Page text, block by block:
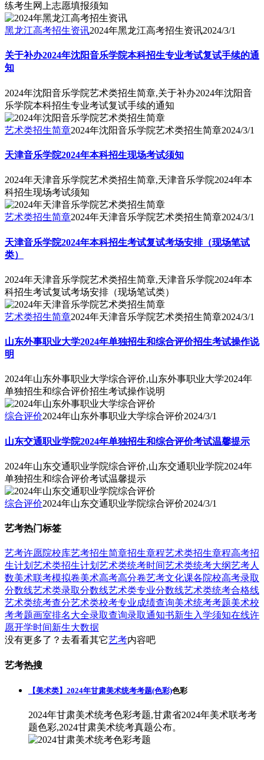
练考生网上志愿填报须知
黑龙江高考招生资讯2024年黑龙江高考招生资讯2024/3/1
关于补办2024年沈阳音乐学院本科招生专业考试复试手续的通
知
2024年沈阳音乐学院艺术类招生简章,关于补办2024年沈阳音
乐学院本科招生专业考试复试手续的通知
艺术类招生简章2024年沈阳音乐学院艺术类招生简章2024/3/1
天津音乐学院2024年本科招生现场考试须知
2024年天津音乐学院艺术类招生简章,天津音乐学院2024年本
科招生现场考试须知
艺术类招生简章2024年天津音乐学院艺术类招生简章2024/3/1
天津音乐学院2024年本科招生考试复试考场安排（现场笔试
类）
2024年天津音乐学院艺术类招生简章,天津音乐学院2024年本
科招生考试复试考场安排（现场笔试类）
艺术类招生简章2024年天津音乐学院艺术类招生简章2024/3/1
山东外事职业大学2024年单独招生和综合评价招生考试操作说
明
2024年山东外事职业大学综合评价,山东外事职业大学2024年
单独招生和综合评价招生考试操作说明
综合评价2024年山东外事职业大学综合评价2024/3/1
山东交通职业学院2024年单独招生和综合评价考试温馨提示
2024年山东交通职业学院综合评价,山东交通职业学院2024年
单独招生和综合评价考试温馨提示
综合评价2024年山东交通职业学院综合评价2024/3/1
艺考热门标签
艺考许愿院校库艺考招生简章招生章程艺术类招生章程高考招
生计划 艺术类招生计划 艺术类统考时间艺术类统考大纲艺考人
数美术联考模拟卷美术高考高分卷艺考文化课各院校高考录取
分数线艺术类录取分数线艺术类专业分数线艺术类统考合格线
艺术类统考查分艺术类校考专业成绩查询美术统考考题美术校
考考题画室排名大全录取查询录取通知书新生入学须知在线许
愿开学时间新生大数据
没有更多了？去看看其它艺考内容吧
艺考热搜
【美术类】2024年甘肃美术统考考题(色彩)色彩
2024年甘肃美术统考色彩考题,甘肃省2024年美术联考考
题色彩,2024甘肃美术统考真题公布。